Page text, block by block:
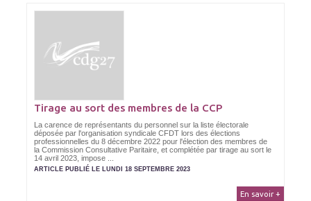
Tirage au sort des membres de la CCP
La carence de représentants du personnel sur la liste électorale
déposée par l'organisation syndicale CFDT lors des élections
professionnelles du 8 décembre 2022 pour l'élection des membres de
la Commission Consultative Paritaire, et complétée par tirage au sort le
14 avril 2023, impose ...
ARTICLE PUBLIÉ LE LUNDI 18 SEPTEMBRE 2023
En savoir +